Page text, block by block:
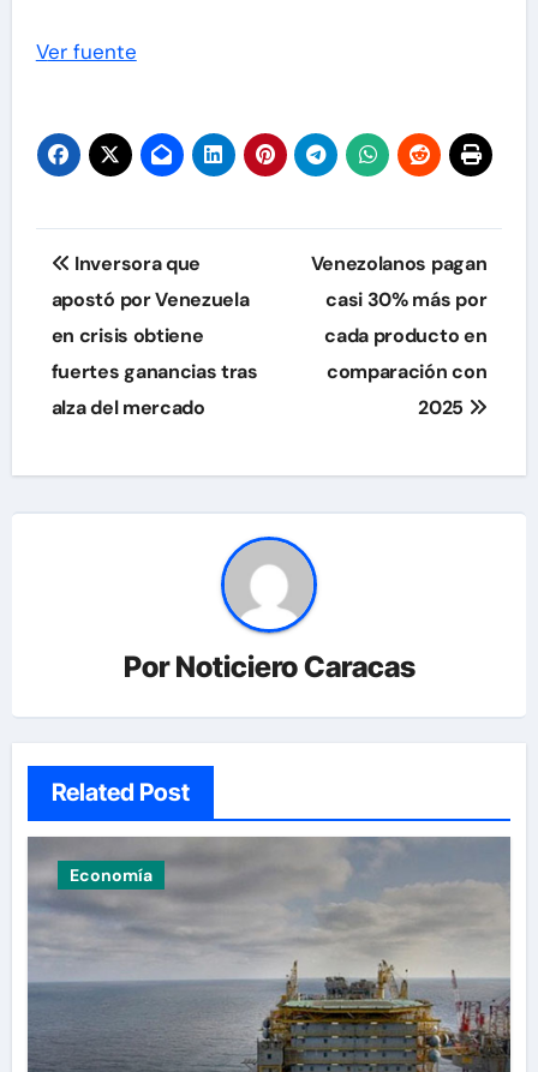
Ver fuente
Navegación
de
entradas
Inversora que
apostó por Venezuela
en crisis obtiene
fuertes ganancias tras
alza del mercado
Venezolanos pagan
casi 30% más por
cada producto en
comparación con
2025
PorNoticiero Caracas
Related Post
Economía